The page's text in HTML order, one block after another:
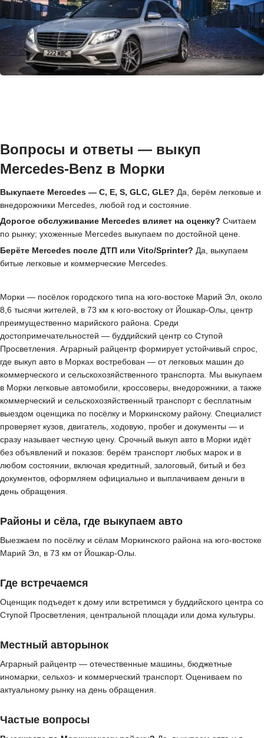
Вопросы и ответы — выкуп
Mercedes-Benz в Морки
Выкупаете Mercedes — C, E, S, GLC, GLE? Да, берём легковые и
внедорожники Mercedes, любой год и состояние.
Дорогое обслуживание Mercedes влияет на оценку? Считаем
по рынку; ухоженные Mercedes выкупаем по достойной цене.
Берёте Mercedes после ДТП или Vito/Sprinter? Да, выкупаем
битые легковые и коммерческие Mercedes.
Морки — посёлок городского типа на юго-востоке Марий Эл, около
8,6 тысячи жителей, в 73 км к юго-востоку от Йошкар-Олы, центр
преимущественно марийского района. Среди
достопримечательностей — буддийский центр со Ступой
Просветления. Аграрный райцентр формирует устойчивый спрос,
где выкуп авто в Морках востребован — от легковых машин до
коммерческого и сельскохозяйственного транспорта. Мы выкупаем
в Морки легковые автомобили, кроссоверы, внедорожники, а также
коммерческий и сельскохозяйственный транспорт с бесплатным
выездом оценщика по посёлку и Моркинскому району. Специалист
проверяет кузов, двигатель, ходовую, пробег и документы — и
сразу называет честную цену. Срочный выкуп авто в Морки идёт
без объявлений и показов: берём транспорт любых марок и в
любом состоянии, включая кредитный, залоговый, битый и без
документов, оформляем официально и выплачиваем деньги в
день обращения.
Районы и сёла, где выкупаем авто
Выезжаем по посёлку и сёлам Моркинского района на юго-востоке
Марий Эл, в 73 км от Йошкар-Олы.
Где встречаемся
Оценщик подъедет к дому или встретимся у буддийского центра со
Ступой Просветления, центральной площади или дома культуры.
Местный авторынок
Аграрный райцентр — отечественные машины, бюджетные
иномарки, сельхоз- и коммерческий транспорт. Оцениваем по
актуальному рынку на день обращения.
Частые вопросы